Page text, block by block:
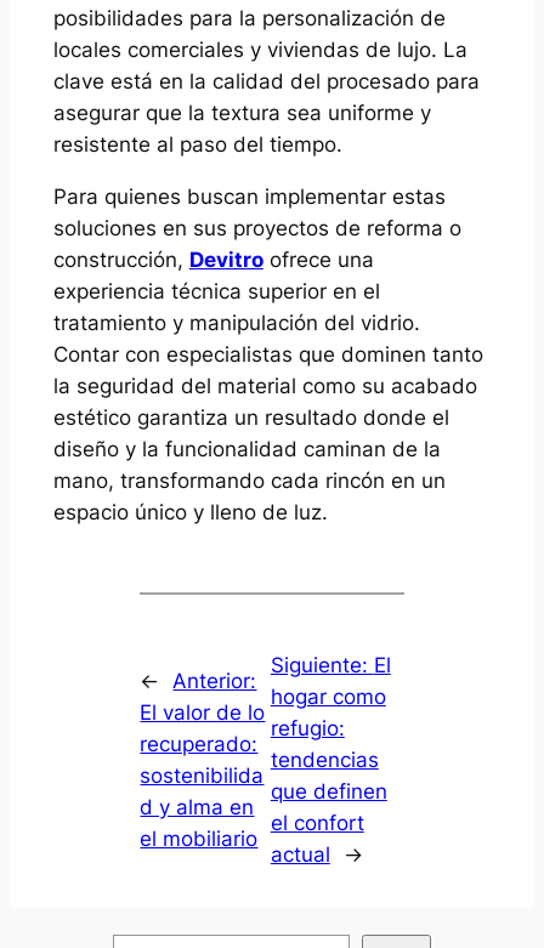
posibilidades para la personalización de
locales comerciales y viviendas de lujo. La
clave está en la calidad del procesado para
asegurar que la textura sea uniforme y
resistente al paso del tiempo.
Para quienes buscan implementar estas
soluciones en sus proyectos de reforma o
construcción, Devitroofrece una
experiencia técnica superior en el
tratamiento y manipulación del vidrio.
Contar con especialistas que dominen tanto
la seguridad del material como su acabado
estético garantiza un resultado donde el
diseño y la funcionalidad caminan de la
mano, transformando cada rincón en un
espacio único y lleno de luz.
←
Anterior:
El valor de lo
recuperado:
sostenibilida
d y alma en
el mobiliario
Siguiente: El
hogar como
refugio:
tendencias
que definen
el confort
actual
→